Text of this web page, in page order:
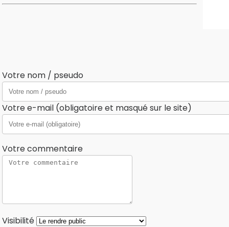
Votre nom / pseudo
Votre e-mail (obligatoire et masqué sur le site)
Votre commentaire
Visibilité